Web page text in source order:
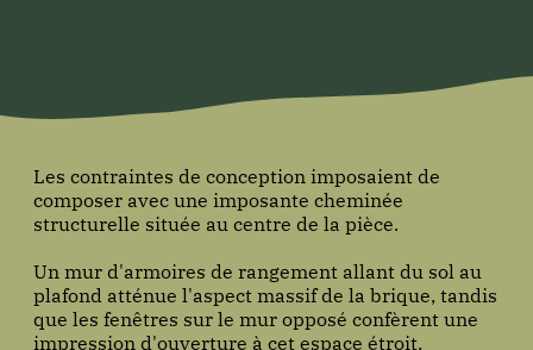
Les contraintes de conception imposaient de
composer avec une imposante cheminée
structurelle située au centre de la pièce.
Un mur d'armoires de rangement allant du sol au
plafond atténue l'aspect massif de la brique, tandis
que les fenêtres sur le mur opposé confèrent une
impression d'ouverture à cet espace étroit.